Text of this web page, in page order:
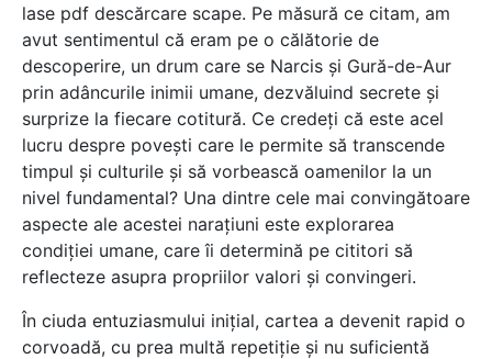
lase pdf descărcare scape. Pe măsură ce citam, am
avut sentimentul că eram pe o călătorie de
descoperire, un drum care se Narcis și Gură-de-Aur
prin adâncurile inimii umane, dezvăluind secrete și
surprize la fiecare cotitură. Ce credeți că este acel
lucru despre povești care le permite să transcende
timpul și culturile și să vorbească oamenilor la un
nivel fundamental? Una dintre cele mai convingătoare
aspecte ale acestei narațiuni este explorarea
condiției umane, care îi determină pe cititori să
reflecteze asupra propriilor valori și convingeri.
În ciuda entuziasmului inițial, cartea a devenit rapid o
corvoadă, cu prea multă repetiție și nu suficientă